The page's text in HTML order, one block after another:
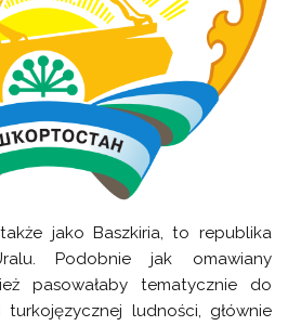
jako Baszkiria, to republika
Podobnie jak omawiany
pasowałaby tematycznie do
turkojęzycznej ludności, głównie